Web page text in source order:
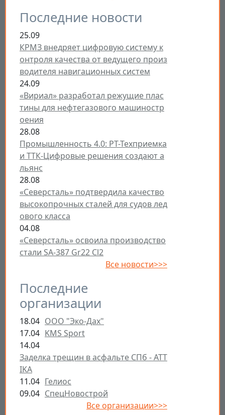
Последние новости
25.09
КРМЗ внедряет цифровую систему к
онтроля качества от ведущего произ
водителя навигационных систем
24.09
«Вириал» разработал режущие плас
тины для нефтегазового машиностр
оения
28.08
Промышленность 4.0: РТ-Техприемка
и ТТК-Цифровые решения создают а
льянс
28.08
«Северсталь» подтвердила качество
высокопрочных сталей для судов лед
ового класса
04.08
«Северсталь» освоила производство
стали SA-387 Gr22 Cl2
Все новости>>>
Последние
организации
18.04 ООО "Эко-Дах"
17.04 KMS Sport
14.04
Заделка трещин в асфальте СПб - ATT
IKA
11.04 Гелиос
09.04 СпецНовострой
Все организации>>>